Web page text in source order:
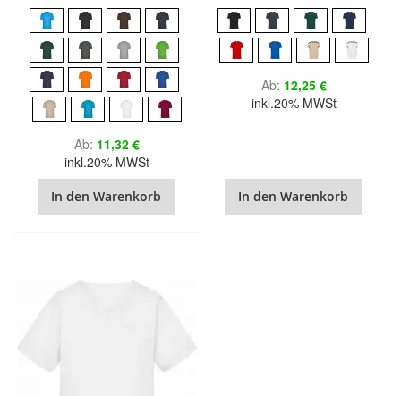
Ab 11,32 €
inkl.20% MWSt
In den Warenkorb
Ab 12,25 €
inkl.20% MWSt
In den Warenkorb